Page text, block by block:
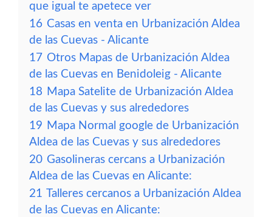
que igual te apetece ver
16 Casas en venta en Urbanización Aldea
de las Cuevas - Alicante
17 Otros Mapas de Urbanización Aldea
de las Cuevas en Benidoleig - Alicante
18 Mapa Satelite de Urbanización Aldea
de las Cuevas y sus alrededores
19 Mapa Normal google de Urbanización
Aldea de las Cuevas y sus alrededores
20 Gasolineras cercans a Urbanización
Aldea de las Cuevas en Alicante:
21 Talleres cercanos a Urbanización Aldea
de las Cuevas en Alicante: